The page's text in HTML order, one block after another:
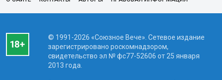
© 1991-2026 «Союзное Вече». Сетевое издание
зарегистрировано роскомнадзором,
свидетельство эл № фc77-52606 от 25 января
2013 года.